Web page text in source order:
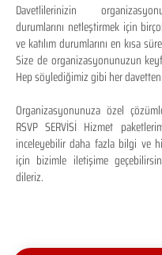
Davetlilerinizin
durumlarını netleştirmek için
ve katılım durumlarını en kısa
Size de organizasyonunuzun
Hep söylediğimiz gibi her davetten
Organizasyonunuza özel
RSVP SERVİSİ Hizmet
inceleyebilir daha fazla bilgi ve
için bizimle iletişime
dileriz.